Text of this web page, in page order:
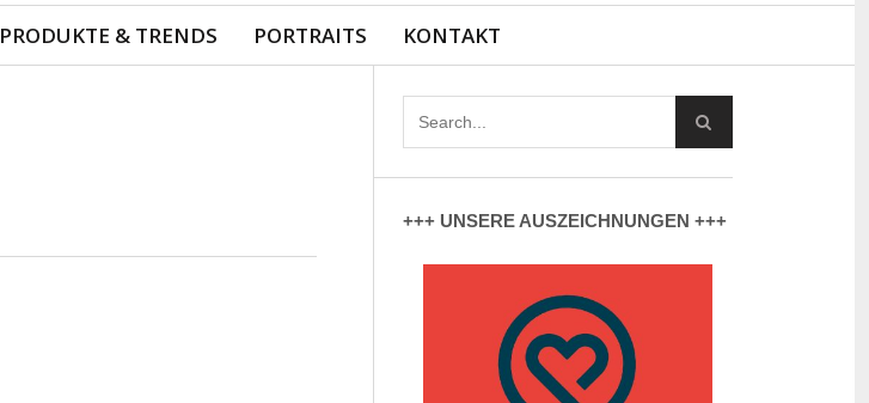
PRODUKTE & TRENDS PORTRAITS KONTAKT
+++ UNSERE AUSZEICHNUNGEN +++